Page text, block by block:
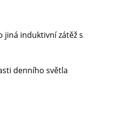
jiná induktivní zátěž s
denního světla